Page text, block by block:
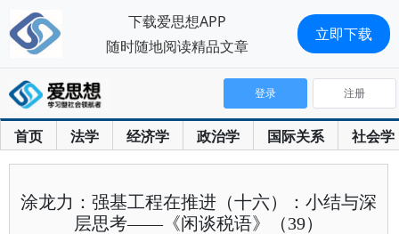
首页 法学 经济学 政治学 国际关系 社会学
登录 注册
涂龙力：强基工程在推进（十六）：小结与深
层思考——《闲谈税语》（39）
下载爱思想APP
随时随地阅读精品文章
立即下载